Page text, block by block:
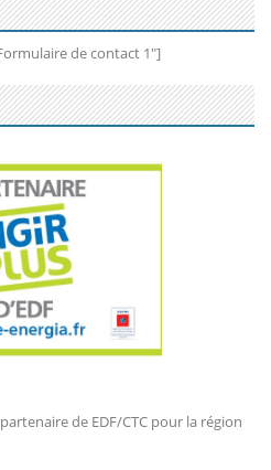
de contact 1"]
de EDF/CTC pour la région